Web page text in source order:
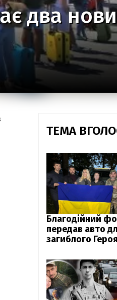
два
ТЕМА
Благодійний
передав авто
загиблого